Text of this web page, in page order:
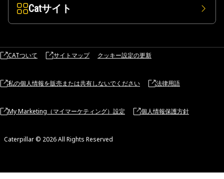
Catサイト
CATついて サイトマップ クッキー設定の更新
私の個人情報を販売または共有しないでください 法律用語
My Marketing（マイマーケティング）設定 個人情報保護方針
Caterpillar © 2026 All Rights Reserved